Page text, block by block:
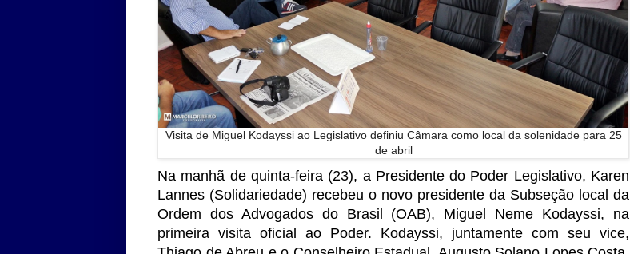
Visita de Miguel Kodayssi ao Legislativo definiu Câmara como local da solenidade para 25
de abril
Na manhã de quinta-feira (23), a Presidente do Poder Legislativo, Karen
Lannes (Solidariedade) recebeu o novo presidente da Subseção local da
Ordem dos Advogados do Brasil (OAB), Miguel Neme Kodayssi, na
primeira visita oficial ao Poder. Kodayssi, juntamente com seu vice,